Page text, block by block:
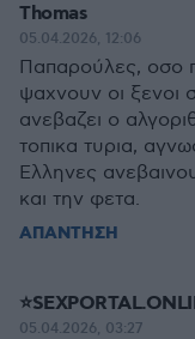
Thomas
05.04.2026, 12:06
Παπαρούλες, οσο
ψαχνουν οι ξενοι
ανεβαζει ο
τοπικα τυρια,
Ελληνες
και την φετα.
ΑΠΑΝΤΗΣΗ
05.04.2026, 03:27